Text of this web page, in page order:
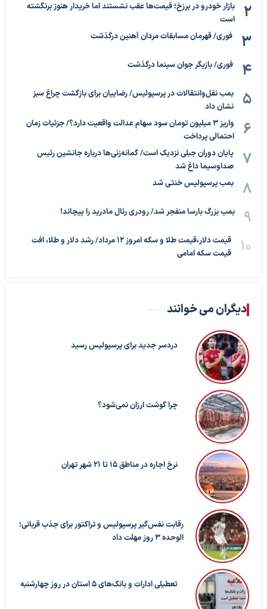
بازار خودرو در برزخ؛ قیمت‌ها عقب نشستند اما خریدار هنوز برنگشته
است
فوری/ قهرمان مسابقات مردان آهنین درگذشت
فوری/ بازیگر جوان سینما درگذشت
بمب نقل‌وانتقالات در پرسپولیس/ رضاییان برای بازگشت چراغ سبز
نشان داد
واریز ۳ میلیون تومان سود سهام عدالت واقعیت دارد؟/ جزئیات زمان
احتمالی پرداخت
پایان دوران جبلی نزدیک است/ گمانه‌زنی‌ها درباره جانشین رئیس
صداوسیما داغ شد
بمب پرسپولیس خنثی شد
بمب بزرگ بارسا منفجر شد/ رودری رئال مادرید را پیچاند!
قیمت دلار،قیمت طلا و سکه امروز ۱۲ مرداد/ رشد دلار و طلا، افت
قیمت سکه امامی
دیگران می خوانند
دردسر جدید برای پرسپولیس رسید
چرا گوشت ارزان نمی‌شود؟
نرخ اجاره در مناطق 15 تا 21 شهر تهران
رقابت نفس‌گیر پرسپولیس و تراکتور برای جذب قربانی؛
الوحده ۳ روز مهلت داد
تعطیلی ادارات و بانک‌های ۵ استان در روز چهارشنبه